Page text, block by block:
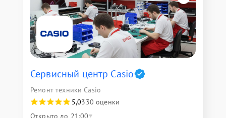
Сервисный центр Casio
Ремонт техники Casio
5,0330 оценки
Открыто до 21:00